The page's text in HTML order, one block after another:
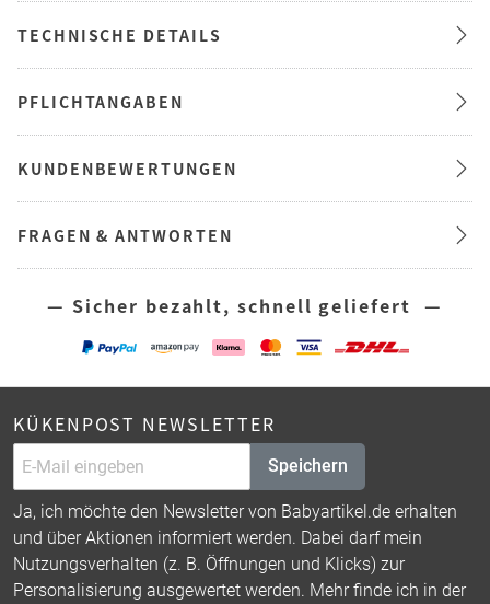
TECHNISCHE DETAILS
PFLICHTANGABEN
KUNDENBEWERTUNGEN
FRAGEN & ANTWORTEN
— Sicher bezahlt, schnell geliefert —
KÜKENPOST NEWSLETTER
Speichern
Ja, ich möchte den Newsletter von Babyartikel.de erhalten
und über Aktionen informiert werden. Dabei darf mein
Nutzungsverhalten (z. B. Öffnungen und Klicks) zur
Personalisierung ausgewertet werden. Mehr finde ich in der